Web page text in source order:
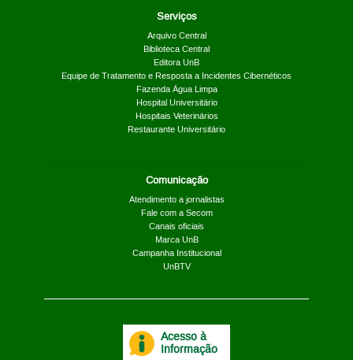
Serviços
Arquivo Central
Biblioteca Central
Editora UnB
Equipe de Tratamento e Resposta a Incidentes Cibernéticos
Fazenda Água Limpa
Hospital Universitário
Hospitais Veterinários
Restaurante Universitário
Comunicação
Atendimento a jornalistas
Fale com a Secom
Canais oficiais
Marca UnB
Campanha Institucional
UnBTV
Acesso à
Informação